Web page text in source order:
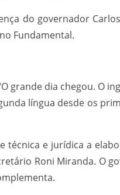
do governador
Fundamental.
grande dia chegou. O
língua desde os
e jurídica a
Roni Miranda. O